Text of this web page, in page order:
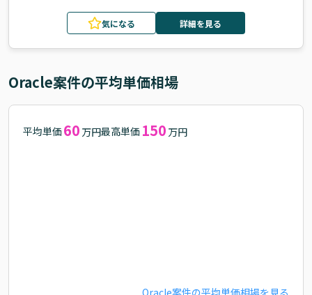
気になる 詳細を見る
Oracle案件の平均単価相場
平均単価 60 万円最高単価 150 万円
Oracle案件の平均単価相場を見る